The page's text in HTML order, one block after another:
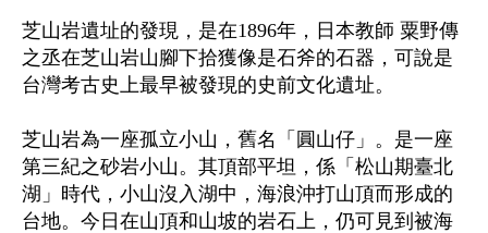
芝山岩遺址的發現，是在1896年，日本教師 粟野傳
之丞在芝山岩山腳下拾獲像是石斧的石器，可說是
台灣考古史上最早被發現的史前文化遺址。
芝山岩為一座孤立小山，舊名「圓山仔」。是一座
第三紀之砂岩小山。其頂部平坦，係「松山期臺北
湖」時代，小山沒入湖中，海浪沖打山頂而形成的
台地。今日在山頂和山坡的岩石上，仍可見到被海